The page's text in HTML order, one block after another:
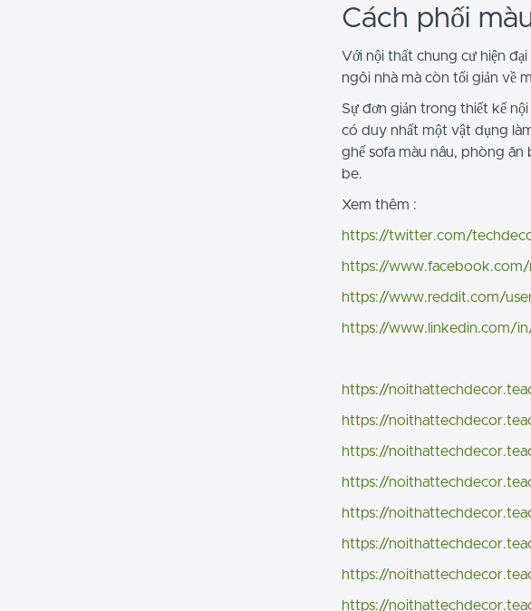
Cách phối
Với nội thất chung cư hiện
ngôi nhà mà còn tối giản về
Sự đơn giản trong thiết kế
có duy nhất một vật dụng
ghế sofa màu nâu, phòng ăn
be.
Xem thêm :
https://twitter.com/
https://
https://www.reddit.com/
https://www.linkedin.com/
https://
https://
https://
https://
https://
https://
https://
https://